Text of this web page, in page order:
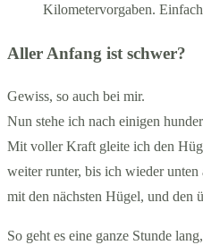
Kilometervorgaben.
Aller Anfang ist schwer?
Gewiss, so auch bei mir.
Nun stehe ich nach einigen
Mit voller Kraft gleite ich den
weiter runter, bis ich wieder
mit den nächsten Hügel, und den
So geht es eine ganze Stunde